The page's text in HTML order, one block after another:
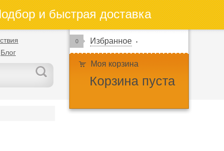
и быстрая доставка
Блог
0 Избранное
Моя корзина
Корзина пуста